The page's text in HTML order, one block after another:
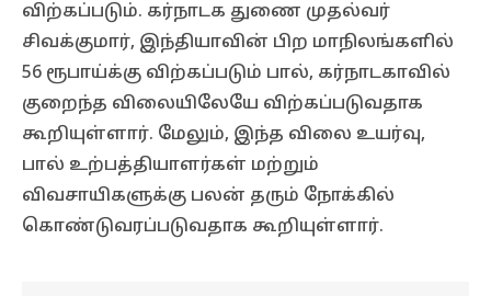
விற்கப்படும். கர்நாடக துணை முதல்வர்
சிவக்குமார், இந்தியாவின் பிற மாநிலங்களில்
56 ரூபாய்க்கு விற்கப்படும் பால், கர்நாடகாவில்
குறைந்த விலையிலேயே விற்கப்படுவதாக
கூறியுள்ளார். மேலும், இந்த விலை உயர்வு,
பால் உற்பத்தியாளர்கள் மற்றும்
விவசாயிகளுக்கு பலன் தரும் நோக்கில்
கொண்டுவரப்படுவதாக கூறியுள்ளார்.